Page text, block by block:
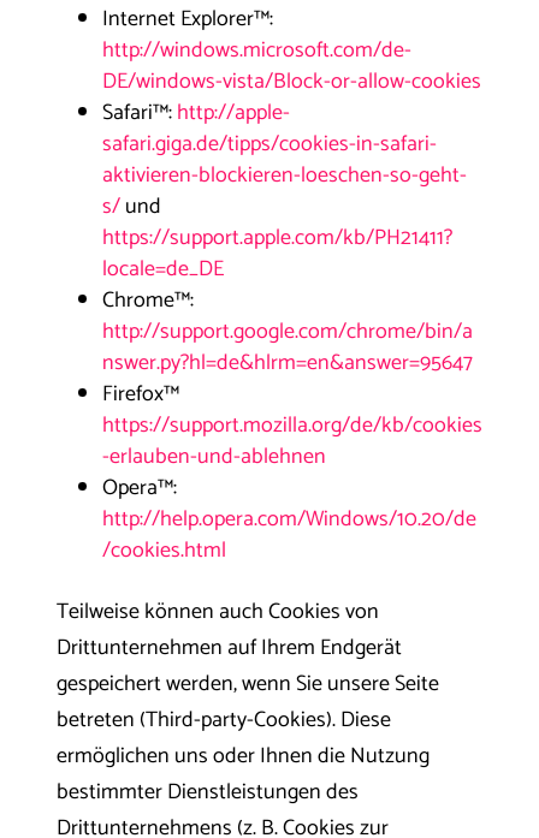
Internet Explorer™:
http://windows.microsoft.com/de-
DE/windows-vista/Block-or-allow-cookies
Safari™:http://apple-
safari.giga.de/tipps/cookies-in-safari-
aktivieren-blockieren-loeschen-so-geht-
s/und
https://support.apple.com/kb/PH21411?
locale=de_DE
Chrome™:
http://support.google.com/chrome/bin/a
nswer.py?hl=de&hlrm=en&answer=95647
Firefox™
https://support.mozilla.org/de/kb/cookies
-erlauben-und-ablehnen
Opera™:
http://help.opera.com/Windows/10.20/de
/cookies.html
Teilweise können auch Cookies von
Drittunternehmen auf Ihrem Endgerät
gespeichert werden, wenn Sie unsere Seite
betreten (Third-party-Cookies). Diese
ermöglichen uns oder Ihnen die Nutzung
bestimmter Dienstleistungen des
Drittunternehmens (z. B. Cookies zur